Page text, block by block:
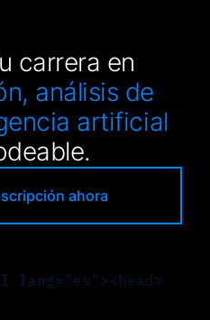
carrera en
análisis de
artificial
ahora
lang="es">< head>